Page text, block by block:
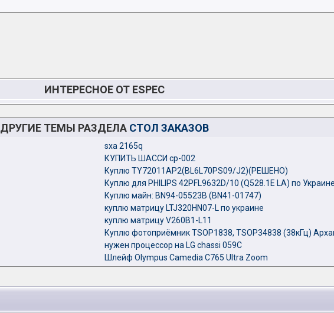
ИНТЕРЕСНОЕ ОТ ESPEC
ДРУГИЕ ТЕМЫ РАЗДЕЛА СТОЛ ЗАКАЗОВ
sxa 2165q
КУПИТЬ ШАССИ ср-002
Куплю TY72011AP2(BL6L70PS09/J2)(РЕШЕНО)
Куплю для PHILIPS 42PFL9632D/10 (Q528.1E LA) по Украине.
Куплю майн: BN94-05523B (BN41-01747)
куплю матрицу LTJ320HN07-L по украине
куплю матрицу V260B1-L11
Куплю фотоприёмник TSOP1838, TSOP34838 (38кГц)
нужен процессор на LG chassi 059C
Шлейф Olympus Camedia C765 Ultra Zoom